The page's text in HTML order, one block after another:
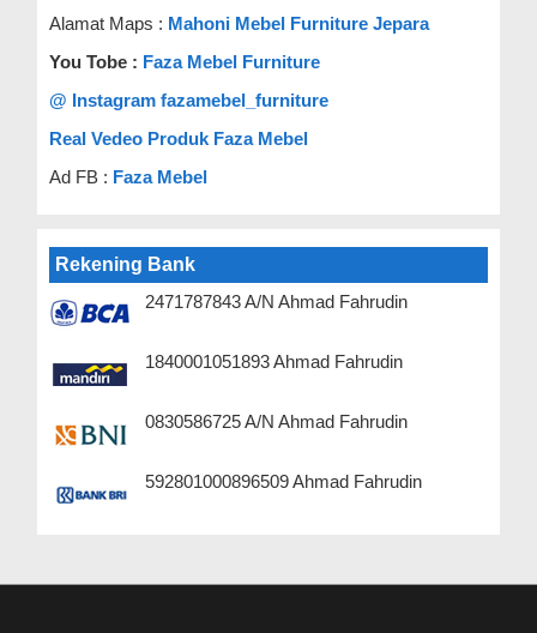
Alamat Maps : Mahoni Mebel Furniture Jepara
You Tobe : Faza Mebel Furniture
@ Instagram fazamebel_furniture
Real Vedeo Produk Faza Mebel
Ad FB : Faza Mebel
Rekening Bank
2471787843 A/N Ahmad Fahrudin
1840001051893 Ahmad Fahrudin
0830586725 A/N Ahmad Fahrudin
592801000896509 Ahmad Fahrudin